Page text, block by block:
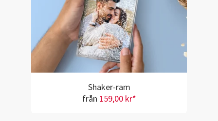
Shaker-ram
från 159,00 kr*